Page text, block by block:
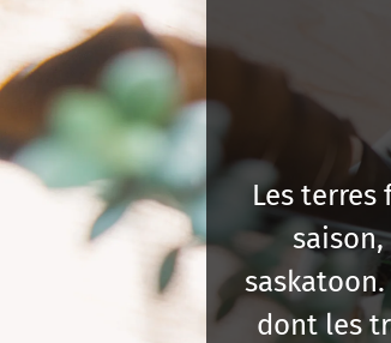
Les
saison,
dont les